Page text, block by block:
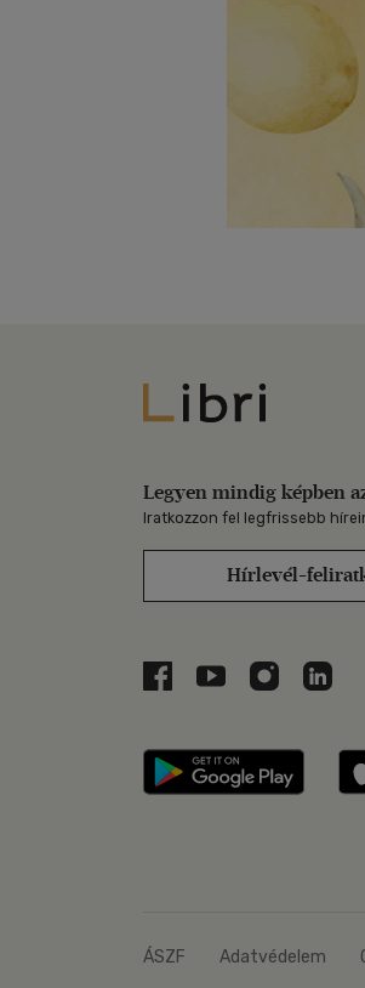
Libri
Legyen mindig képben
Iratkozzon fel legfrissebb
Hírlevél-
Libri a Facebookon
Libri a Youtube-
Libri az
Libri
ÁSZF Adatvédelem